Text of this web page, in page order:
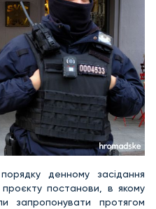
денному засідання
постанови, в якому
запропонувати протягом